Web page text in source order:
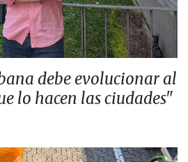
debe evolucionar al
lo hacen las ciudades"